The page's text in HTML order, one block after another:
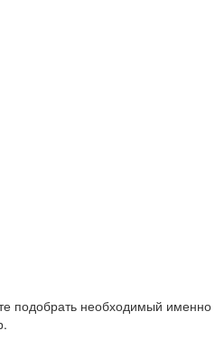
подобрать необходимый